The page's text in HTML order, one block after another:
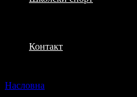
Контакт
Насловна